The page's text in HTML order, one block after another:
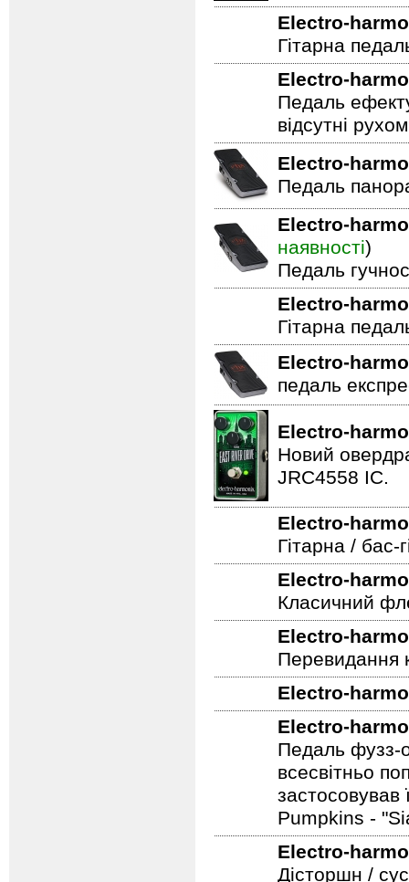
Electro-
Фут
Electro-
Гітарна
Electro-
Педаль
відсутні
Electro-
Педаль
Electro-
наявності)
Педаль
Electro-
Гітарна
педаль
Electro-
Новий
JRC4558 IC.
Electro-
Гітарна /
Electro-
Класичний
Electro-
Перевидання
Electro-
Electro-
Педаль фузз-
всесвітньо
застосовував
Pumpkins -